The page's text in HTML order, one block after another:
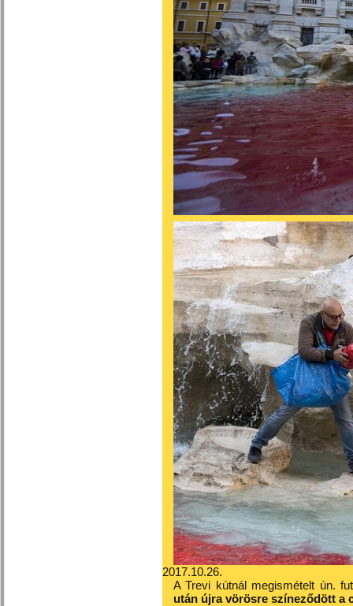
2017.10.26.
A Trevi kútnál megismételt ún.
után újra vörösre színeződött a